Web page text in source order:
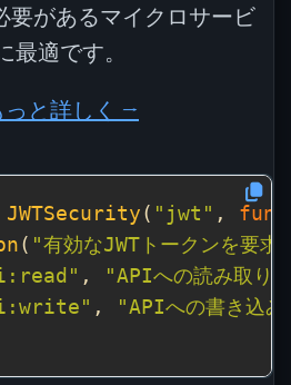
要があるマイクロサービ
最適です。
っと詳しく →
JWTSecurity ( "jwt" , func
( "有効なJWTトークンを要
,
"APIへの読み取り
,
"APIへの書き込